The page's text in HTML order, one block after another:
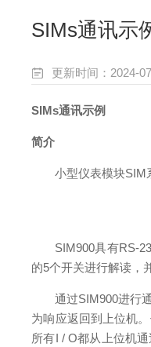
SIMs通讯示
更新时间：2024-
SIMs通讯示例
简介
小型仪表模块SIM
SIM900具有RS-
的5个开关进行解读，
通过SIM900进行
为响应返回到上位机
所有I / O都从上位机